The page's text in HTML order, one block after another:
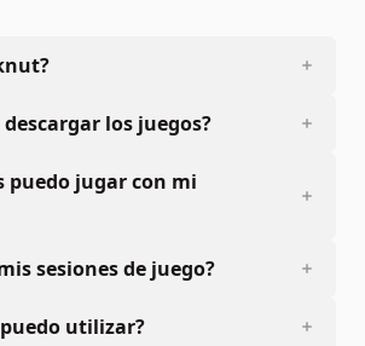
descargar los juegos?
puedo jugar con mi
sesiones de juego?
utilizar?